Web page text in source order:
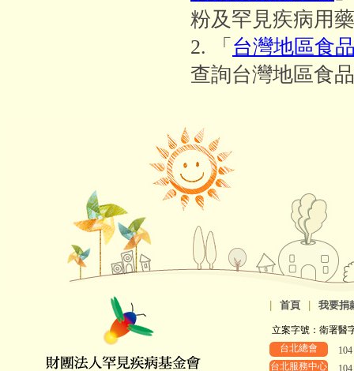
粉及罕見疾病用
2. 「 台灣地區食
查詢台灣地區食
首頁 我要捐
立案字號：衛署醫
台北總會
台北服務中心